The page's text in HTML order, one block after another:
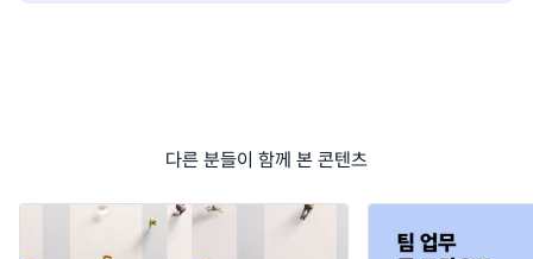
다른 분들이 함께 본 콘텐츠